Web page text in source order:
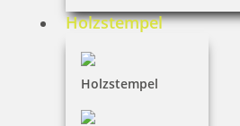
Holzstempel
Holzstempel
61,45 €
Jetzt gestalten